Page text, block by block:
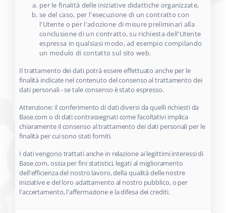
per le finalità delle iniziative didattiche organizzate,
se del caso, per l'esecuzione di un contratto con
l'Utente o per l'adozione di misure preliminari alla
conclusione di un contratto, su richiesta dell'Utente
espressa in qualsiasi modo, ad esempio compilando
un modulo di contatto sul sito web.
Il trattamento dei dati potrà essere effettuato anche per le
finalità indicate nel contenuto del consenso al trattamento dei
dati personali - se tale consenso è stato espresso.
Attenzione: il conferimento di dati diversi da quelli richiesti da
Base.com o di dati contrassegnati come facoltativi implica
chiaramente il consenso al trattamento dei dati personali per le
finalità per cui sono stati forniti.
I dati vengono trattati anche in relazione ai legittimi interessi di
Base.com, ossia per fini statistici, legati al miglioramento
dell'efficienza del nostro lavoro, della qualità delle nostre
iniziative e del loro adattamento al nostro pubblico, o per
l'accertamento, l'affermazione e la difesa dei crediti.